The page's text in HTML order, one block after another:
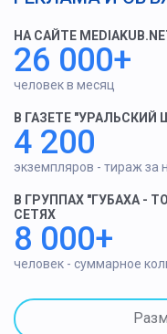
НА САЙТЕ
26 000+
человек в месяц
В ГАЗЕТЕ "УРАЛЬСКИЙ
4 200
экземпляров - тираж за
В ГРУППАХ "ГУБАХА -
СЕТЯХ
8 000+
человек - суммарное